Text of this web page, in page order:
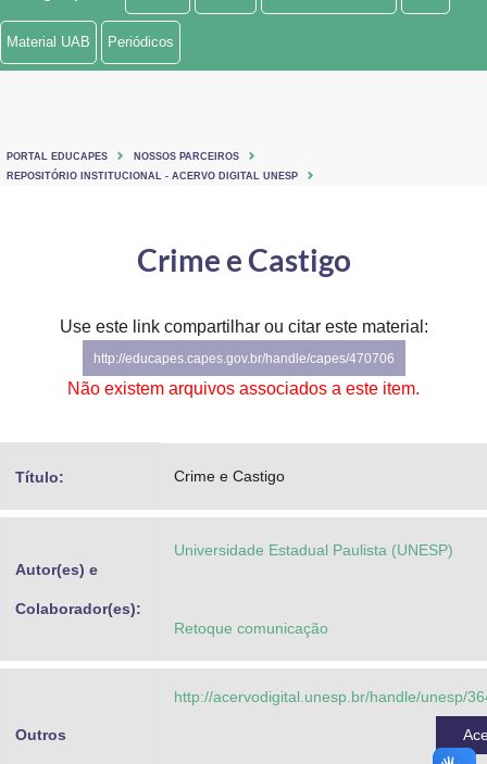
Ministério de Minas e Energia
Ministério do Turismo
Controladoria-Geral da União
Advocacia-Geral da União
Planalto
Material UAB Periódicos
PORTAL EDUCAPES
NOSSOS PARCEIROS
REPOSITÓRIO INSTITUCIONAL - ACERVO DIGITAL UNESP
Crime e Castigo
Use este link compartilhar ou citar este material:
http://educapes.capes.gov.br/handle/capes/470706
Não existem arquivos associados a este item.
Título: Crime e Castigo
Autor(es) e
Colaborador(es):
Universidade Estadual Paulista (UNESP)
Retoque comunicação
Outros
http://acervodigital.unesp.br/handle/unesp/